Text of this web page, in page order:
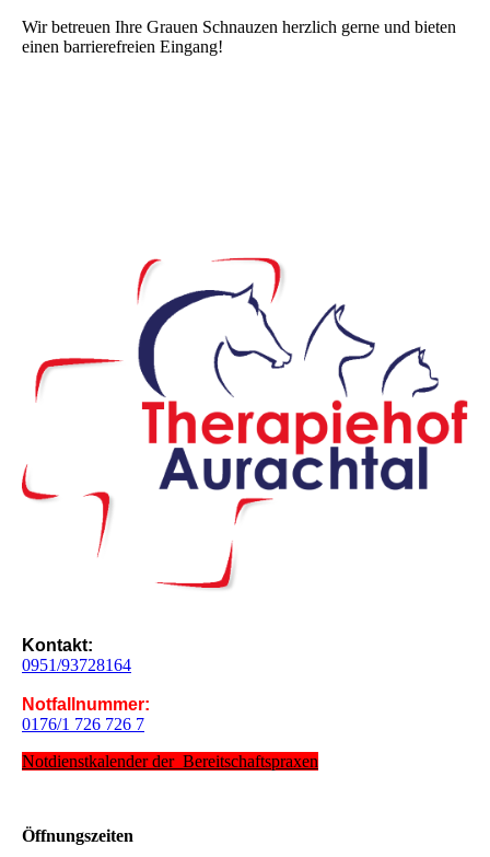
Wir betreuen Ihre Grauen Schnauzen herzlich gerne und bieten
einen barrierefreien Eingang!
Kontakt:
0951/93728164
Notfallnummer:
0176/1 726 726 7
Notdienstkalender der Bereitschaftspraxen
Öffnungs­zeiten